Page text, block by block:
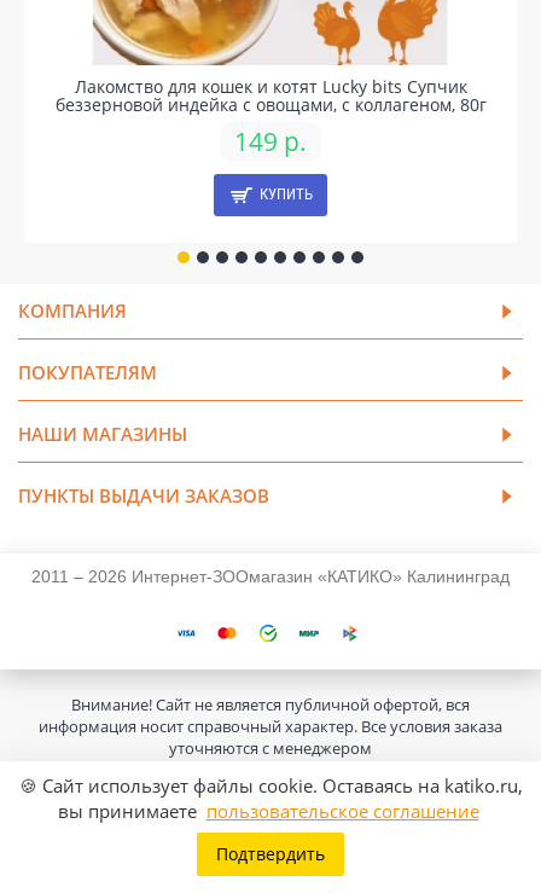
Лакомство для кошек и котят Lucky bits Супчик
беззерновой индейка с овощами, с коллагеном, 80г
149 р.
КУПИТЬ
КОМПАНИЯ
ПОКУПАТЕЛЯМ
НАШИ МАГАЗИНЫ
ПУНКТЫ ВЫДАЧИ ЗАКАЗОВ
2011 – 2026 Интернет-ЗООмагазин «КАТИКО» Калининград
🍪 Сайт использует файлы cookie. Оставаясь на katiko.ru,
вы принимаете пользовательское соглашение
Подтвердить
Внимание! Сайт не является публичной офертой, вся
информация носит справочный характер. Все условия заказа
уточняются с менеджером